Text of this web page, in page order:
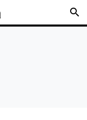
search